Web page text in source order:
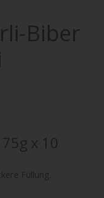
Biber
x 10
Füllung.